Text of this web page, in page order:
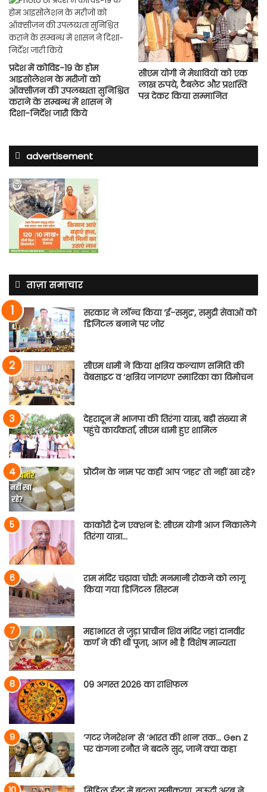
प्रदेश में कोविड-19 के होम
आइसोलेशन के मरीजों को
ऑक्सीज़न की उपलब्धता सुनिश्चित
कराने के सम्बन्ध में शासन ने
दिशा-निर्देश जारी किये
सीएम योगी ने मेधावियों को एक
लाख रुपये, टैबलेट और प्रशस्ति
पत्र देकर किया सम्मानित
advertisement
ताज़ा समाचार
सरकार ने लॉन्च किया ‘ई-समुद्र’, समुद्री सेवाओं को
डिजिटल बनाने पर जोर
सीएम धामी ने किया क्षत्रिय कल्याण समिति की
वेबसाइट व ‘क्षत्रिय जागरण’ स्मारिका का विमोचन
देहरादून में भाजपा की तिरंगा यात्रा, बड़ी संख्या में
पहुंचे कार्यकर्ता, सीएम धामी हुए शामिल
प्रोटीन के नाम पर कहीं आप ‘जहर’ तो नहीं खा रहे?
काकोरी ट्रेन एक्शन डे: सीएम योगी आज निकालेंगे
तिरंगा यात्रा…
राम मंदिर चढ़ावा चोरी: मनमानी रोकने को लागू
किया गया डिजिटल सिस्टम
महाभारत से जुड़ा प्राचीन शिव मंदिर जहां दानवीर
कर्ण ने की थी पूजा, आज भी है विशेष मान्यता
09 अगस्त 2026 का राशिफल
‘गटर जेनरेशन’ से ‘भारत की शान’ तक… Gen Z
पर कंगना रनौत ने बदले सुर, जानें क्या कहा